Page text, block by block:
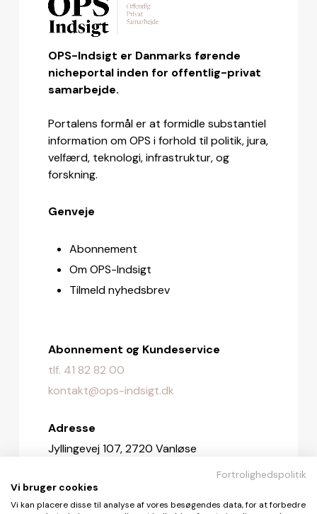
OPS-Indsigt er Danmarks førende
nicheportal inden for offentlig-privat
samarbejde.
Portalens formål er at formidle substantiel
information om OPS i forhold til politik, jura,
velfærd, teknologi, infrastruktur, og
forskning.
Genveje
Abonnement
Om OPS-Indsigt
Tilmeld nyhedsbrev
Abonnement og Kundeservice
tlf. 41 82 82 00
kontakt@ops-indsigt.dk
Adresse
Jyllingevej 107, 2720 Vanløse
Redaktionen
redaktionen@ops-indsigt.dk
Fortrolighedspolitik
Vi bruger cookies
Vi kan placere disse til analyse af vores besøgendes data, for at forbedre